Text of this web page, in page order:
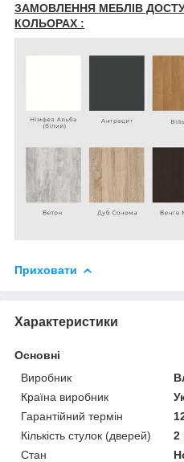
ЗАМОВЛЕННЯ МЕБЛІВ
КОЛЬОРАХ :
Приховати
Характеристики
Основні
Виробник
Країна виробник
Гарантійний термін
Кількість стулок (дверей)
2
Стан